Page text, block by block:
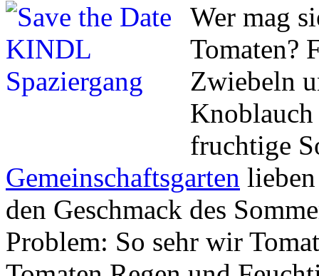
Wer mag
Tomaten?
Zwiebeln
Knoblauch
fruchtige
Gemeinschaftsgarten
den Geschmack des
Problem: So sehr wir